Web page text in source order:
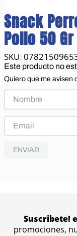
Snack
Pollo 50 Gr
:
Este producto no
Quiero que me avisen
ENVIAR
Suscribete!
promociones,